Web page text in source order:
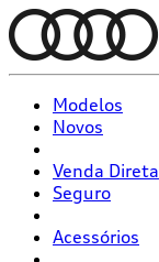
Modelos
Novos
Venda Direta
Seguro
Acessórios